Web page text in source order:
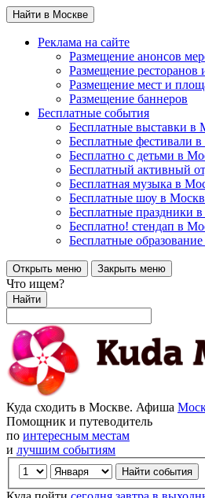
Найти в Москве
Реклама на сайте
Размещение анонсов
Размещение ресторанов
Размещение мест и
Размещение баннеров
Бесплатные события
Бесплатные выставки в
Бесплатные фестивали
Бесплатно с детьми в
Бесплатный активный
Бесплатная музыка в
Бесплатные шоу в
Бесплатные праздники
Бесплатно! стендап в
Бесплатные
Открыть меню Закрыть меню
Что ищем?
Найти
Куда сходить в Москве. Афиша
Помощник и путеводитель
по интересным местам
и лучшим событиям